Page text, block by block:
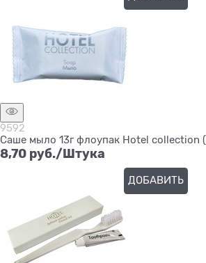
9592
Саше мыло 13г флоупак Hotel collection
8,70 руб./Штука
ДОБАВИТЬ